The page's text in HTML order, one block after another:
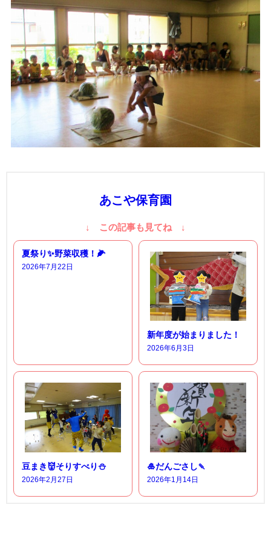
あこや保育園
↓ この記事も見てね ↓
夏祭り✨野菜収穫！🌽
2026年7月22日
新年度が始まりました！
2026年6月3日
豆まき👹そりすべり⛄
2026年2月27日
🎍だんごさし🍡
2026年1月14日